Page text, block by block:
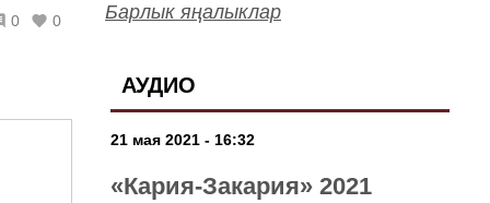
0 0 Барлык яңалыклар
АУДИО
21 мая 2021 - 16:32
«Кария-Закария» 2021